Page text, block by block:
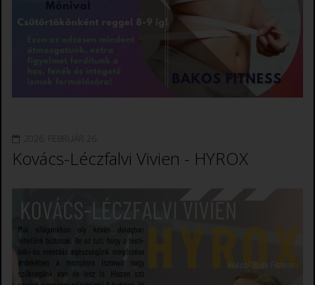
2026. FEBRUÁR 26.
Kovács-Léczfalvi Vivien - HYROX